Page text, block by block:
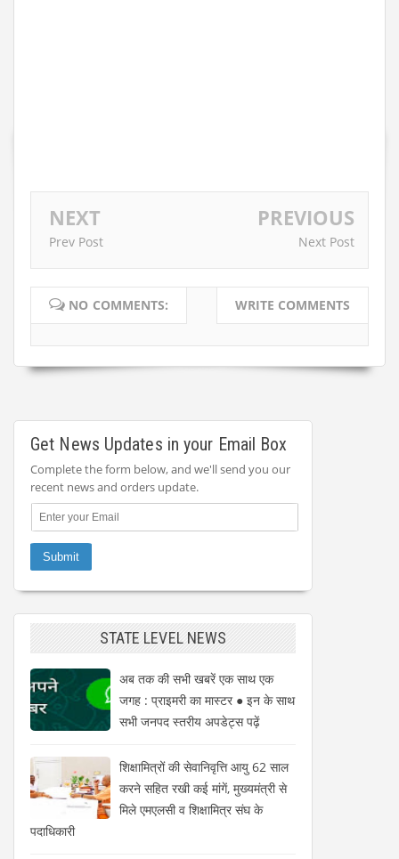
NEXT
Prev Post
PREVIOUS
Next Post
NO COMMENTS: WRITE COMMENTS
Get News Updates in your Email Box
Complete the form below, and we'll send you our
recent news and orders update.
STATE LEVEL NEWS
अब तक की सभी खबरें एक साथ एक
जगह : प्राइमरी का मास्टर ● इन के साथ
सभी जनपद स्तरीय अपडेट्स पढ़ें
शिक्षामित्रों की सेवानिवृत्ति आयु 62 साल
करने सहित रखी कई मांगें, मुख्यमंत्री से
मिले एमएलसी व शिक्षामित्र संघ के
पदाधिकारी